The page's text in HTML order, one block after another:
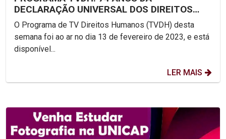
DECLARAÇÃO UNIVERSAL DOS DIREITOS
HUMANOS
O Programa de TV Direitos Humanos (TVDH) desta
semana foi ao ar no dia 13 de fevereiro de 2023, e está
disponível...
LER MAIS